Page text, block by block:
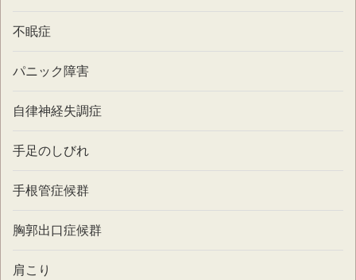
不眠症
パニック障害
自律神経失調症
手足のしびれ
手根管症候群
胸郭出口症候群
肩こり